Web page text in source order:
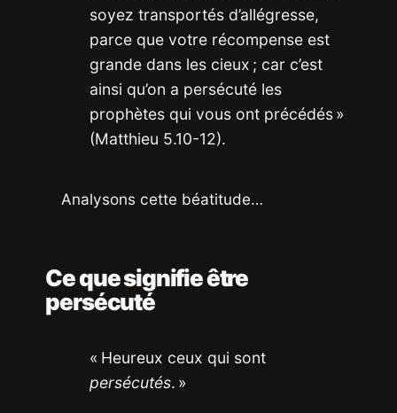
soyez transportés d’allégresse,
parce que votre récompense est
grande dans les cieux ; car c’est
ainsi qu’on a persécuté les
prophètes qui vous ont précédés »
(Matthieu 5.10-12).
Analysons cette béatitude…
Ce que signifie être
persécuté
« Heureux ceux qui sont
persécutés. »